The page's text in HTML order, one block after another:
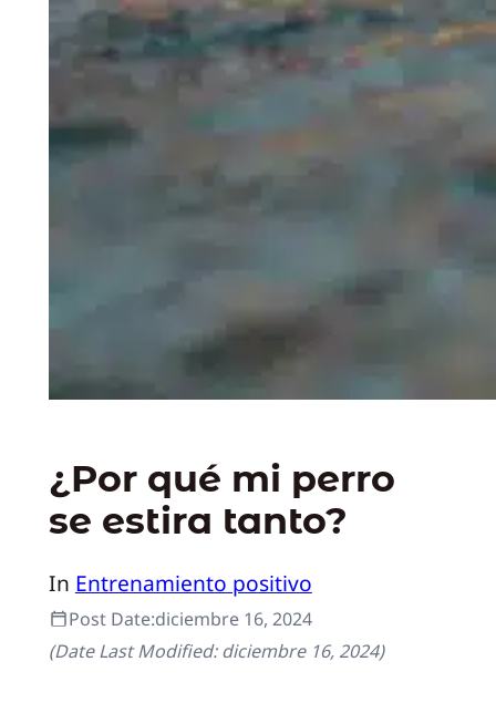
¿Por qué mi perro
se estira tanto?
In Entrenamiento positivo
Post Date:diciembre 16, 2024
(Date Last Modified:diciembre 16, 2024)